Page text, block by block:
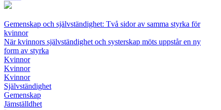
Gemenskap och självständighet: Två sidor av samma styrka för
kvinnor
När kvinnors självständighet och systerskap möts uppstår en ny
form av styrka
Kvinnor
Kvinnor
Kvinnor
Självständighet
Gemenskap
Jämställdhet